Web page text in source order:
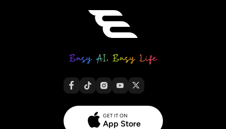
GET IT ON
App Store